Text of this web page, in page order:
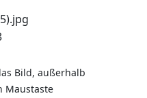
Bild, außerhalb
Maustaste